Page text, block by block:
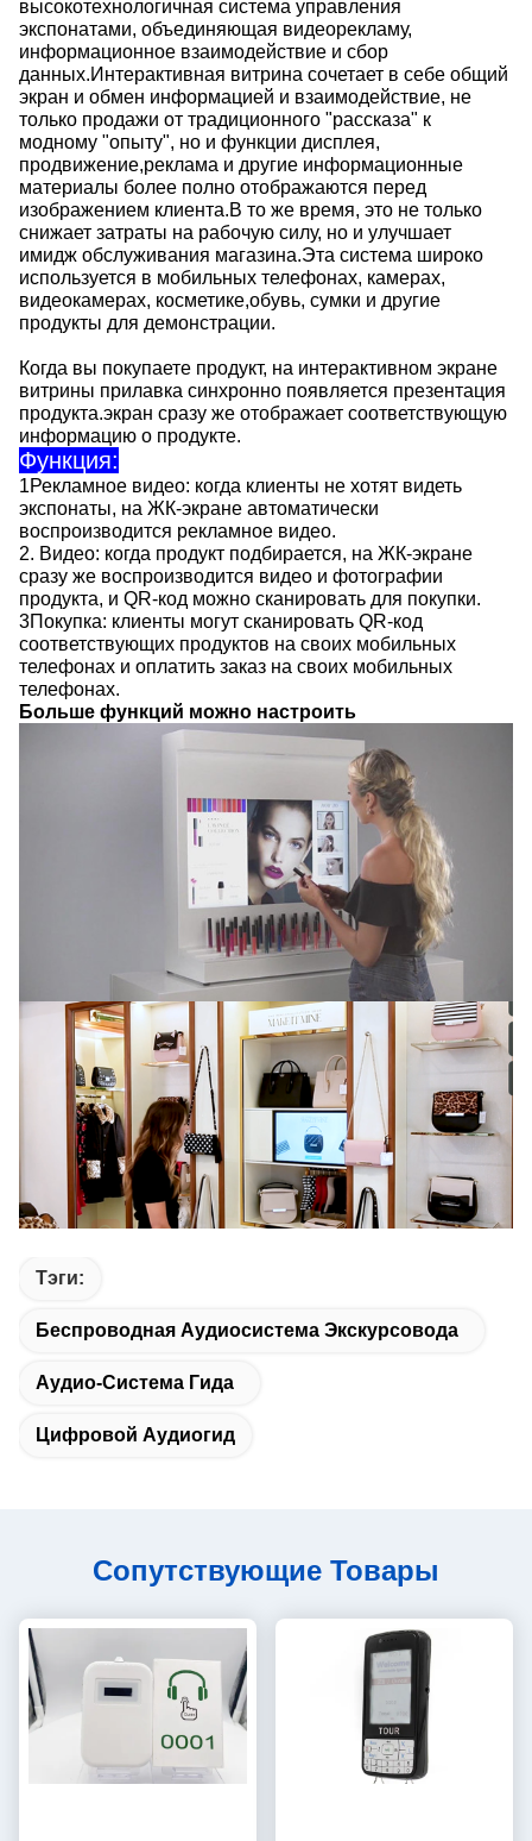
высокотехнологичная система управления
экспонатами, объединяющая видеорекламу,
информационное взаимодействие и сбор
данных.Интерактивная витрина сочетает в себе общий
экран и обмен информацией и взаимодействие, не
только продажи от традиционного "рассказа" к
модному "опыту", но и функции дисплея,
продвижение,реклама и другие информационные
материалы более полно отображаются перед
изображением клиента.В то же время, это не только
снижает затраты на рабочую силу, но и улучшает
имидж обслуживания магазина.Эта система широко
используется в мобильных телефонах, камерах,
видеокамерах, косметике,обувь, сумки и другие
продукты для демонстрации.
Когда вы покупаете продукт, на интерактивном экране
витрины прилавка синхронно появляется презентация
продукта.экран сразу же отображает соответствующую
информацию о продукте.
Функция:
1Рекламное видео: когда клиенты не хотят видеть
экспонаты, на ЖК-экране автоматически
воспроизводится рекламное видео.
2. Видео: когда продукт подбирается, на ЖК-экране
сразу же воспроизводится видео и фотографии
продукта, и QR-код можно сканировать для покупки.
3Покупка: клиенты могут сканировать QR-код
соответствующих продуктов на своих мобильных
телефонах и оплатить заказ на своих мобильных
телефонах.
Больше функций можно настроить
Тэги:
Беспроводная Аудиосистема Экскурсовода
Аудио-Система Гида
Цифровой Аудиогид
Сопутствующие Товары